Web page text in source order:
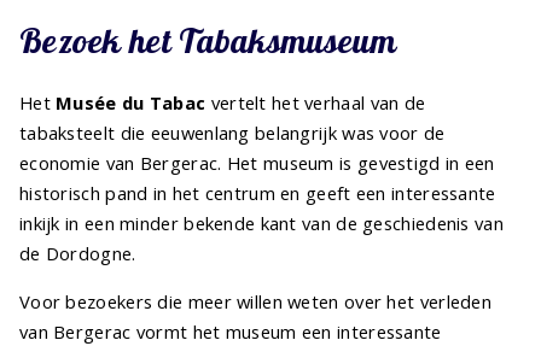
Bezoek het Tabaksmuseum
Het Musée du Tabac vertelt het verhaal van de
tabaksteelt die eeuwenlang belangrijk was voor de
economie van Bergerac. Het museum is gevestigd in een
historisch pand in het centrum en geeft een interessante
inkijk in een minder bekende kant van de geschiedenis van
de Dordogne.
Voor bezoekers die meer willen weten over het verleden
van Bergerac vormt het museum een interessante